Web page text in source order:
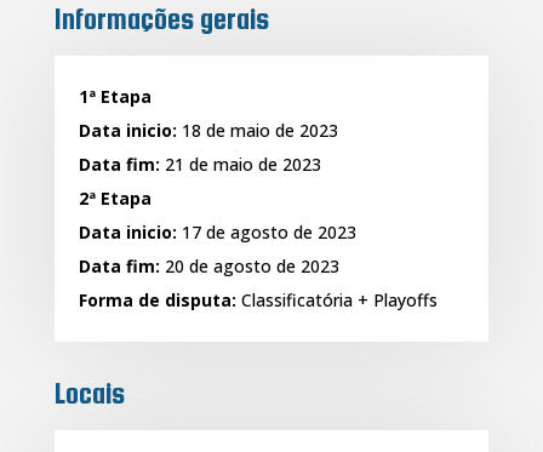
Informações gerais
1ª Etapa
Data inicio: 18 de maio de 2023
Data fim: 21 de maio de 2023
2ª Etapa
Data inicio: 17 de agosto de 2023
Data fim: 20 de agosto de 2023
Forma de disputa: Classificatória + Playoffs
Locais